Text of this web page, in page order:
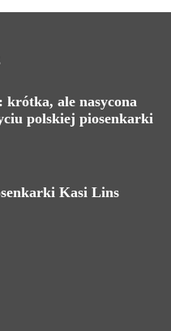
krótka, ale nasycona
polskiej piosenkarki
Kasi Lins